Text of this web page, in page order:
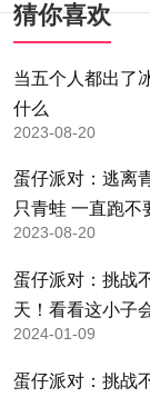
猜你喜欢
当五个人都出了
什么
2023-08-20
蛋仔派对：逃离
只青蛙 一直跑不
2023-08-20
蛋仔派对：挑战
天！看看这小子
2024-01-09
蛋仔派对：挑战